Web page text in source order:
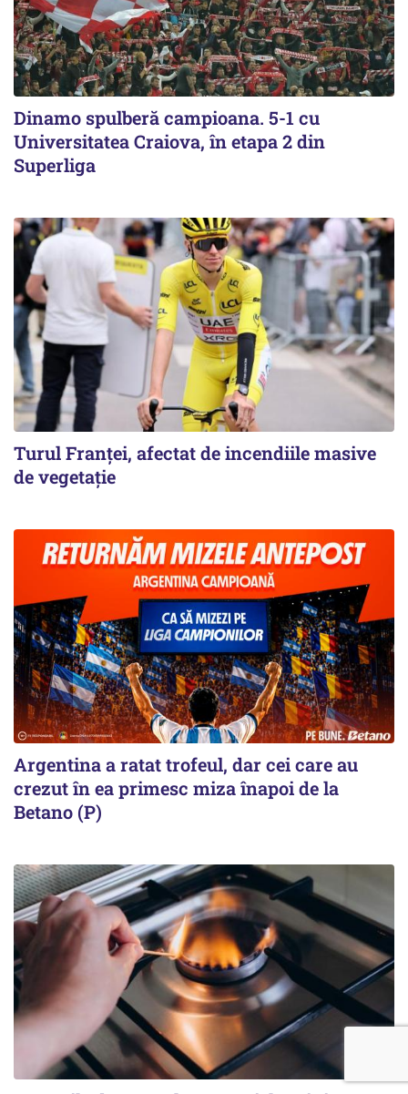
Dinamo spulberă campioana. 5-1 cu
Universitatea Craiova, în etapa 2 din
Superliga
Turul Franţei, afectat de incendiile masive
de vegetaţie
Argentina a ratat trofeul, dar cei care au
crezut în ea primesc miza înapoi de la
Betano (P)